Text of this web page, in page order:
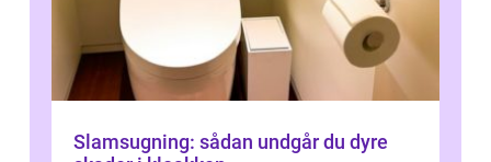
Slamsugning: sådan undgår du dyre